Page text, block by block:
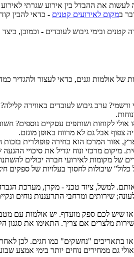
את ההבדל בין אירוע שגרתי
במקום לאירועים קטנים - כדאי להבין
ובימי גיבוש לעובדים - וכמובן,
אולמות וגנים, כדאי לעצור ולהגדיר
ערב גיבוש לעובדים באווירה
לקוחות ושותפים עסקיים נוספים?
צפוף אבל גם לא מרווח באופן מוגזם.
המרכז הוא בחירה פופולרית בזכות
מרכזי ונוח יגדיל את סיכויי
של מקומות לאירועי חברה יכולים
שיכולות לחסוך בעלויות של ספקים
למשל, ציוד טכני - מקרן, מערכת
שירותים ומרחבי התרעננות נוחים
לכם ספק מועדף. יש אולמות עם
מלצרים אם צריך. התאימו את סגנון
בתאריכים "נחשקים" כמו חגים. לכן
גם ממחירים נוחים יותר בימי אמצע